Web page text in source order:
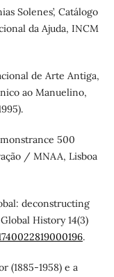
Solenes’, Catálogo
da Ajuda, INCM
de Arte Antiga,
ao Manuelino,
500
/ MNAA, Lisboa
deconstructing
History 14(3)
.
(1885-1958) e a